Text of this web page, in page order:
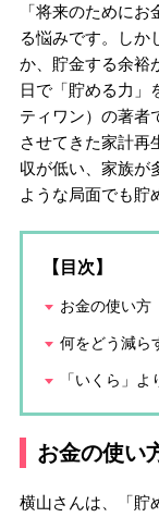
「将来のために
る悩みです。しか
か、貯金する余裕
日で「貯める力」
ティワン）の著者
させてきた家計再
収が低い、家族が
ような局面でも貯
【目次】
お金の使い方
何をどう減ら
「いくら」
お金の使い
横山さんは、「貯